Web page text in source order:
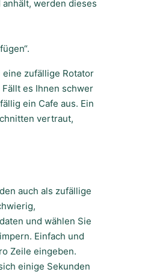
werden dieses
zufällige Rotator
es Ihnen schwer
ein Cafe aus. Ein
vertraut,
auch als zufällige
und wählen Sie
Einfach und
Zeile eingeben.
einige Sekunden